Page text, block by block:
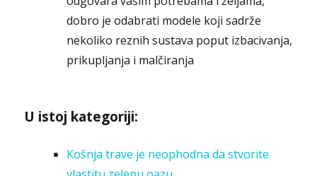
dobro je odabrati modele koji sadrže
nekoliko reznih sustava poput izbacivanja,
prikupljanja i malčiranja
U istoj kategoriji:
Košnja trave je neophodna da stvorite